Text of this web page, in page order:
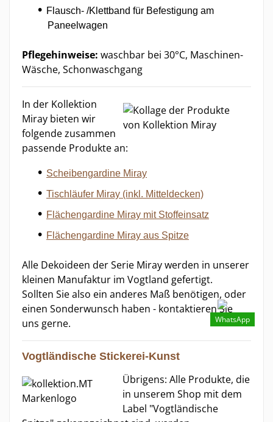
Flausch- /Klettband für Befestigung am
Paneelwagen
Pflegehinweise: waschbar bei 30°C, Maschinen-
Wäsche, Schonwaschgang
In der Kollektion
Miray bieten wir
folgende zusammen
passende Produkte an:
Scheibengardine Miray
Tischläufer Miray (inkl. Mitteldecken)
Flächengardine Miray mit Stoffeinsatz
Flächengardine Miray aus Spitze
Alle Dekoideen der Serie Miray werden in unserer
kleinen Manufaktur im Vogtland gefertigt.
Sollten Sie also ein anderes Maß benötigen, oder
einen Sonderwunsch haben - kontaktieren Sie
uns gerne.
Vogtländische Stickerei-Kunst
Übrigens: Alle Produkte, die
in unserem Shop mit dem
Label "Vogtländische
WhatsApp